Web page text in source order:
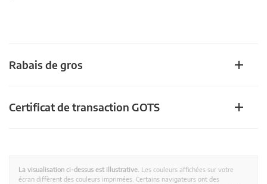
Rabais de gros
Certificat de transaction GOTS
La visualisation ci-dessus est illustrative. Les couleurs affichées sur votre
écran diffèrent des couleurs imprimées. Certains navigateurs ont des